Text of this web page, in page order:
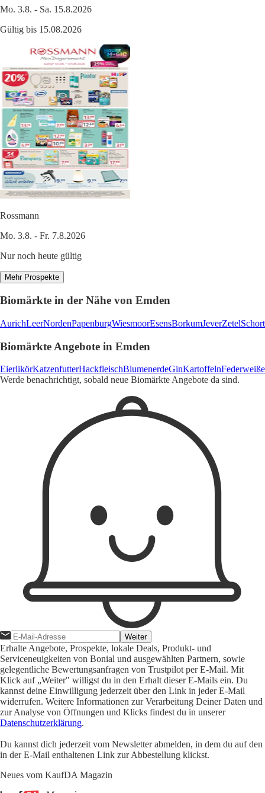
Mo. 3.8. - Sa. 15.8.2026
Gültig bis 15.08.2026
Rossmann
Mo. 3.8. - Fr. 7.8.2026
Nur noch heute gültig
Mehr Prospekte
Biomärkte in der Nähe von Emden
AurichLeerNordenPapenburgWiesmoorEsensBorkumJeverZetel
Biomärkte Angebote in Emden
EierlikörKatzenfutterHackfleischBlumenerdeGinKartoffeln
Werde benachrichtigt, sobald neue Biomärkte Angebote da sind.
Weiter
Erhalte Angebote, Prospekte, lokale Deals, Produkt- und
Serviceneuigkeiten von Bonial und ausgewählten Partnern, sowie
gelegentliche Bewertungsanfragen von Trustpilot per E-Mail. Mit
Klick auf „Weiter" willigst du in den Erhalt dieser E-Mails ein. Du
kannst deine Einwilligung jederzeit über den Link in jeder E-Mail
widerrufen. Weitere Informationen zur Verarbeitung Deiner Daten und
zur Analyse von Öffnungen und Klicks findest du in unserer
Datenschutzerklärung.
Du kannst dich jederzeit vom Newsletter abmelden, in dem du auf den
in der E-Mail enthaltenen Link zur Abbestellung klickst.
Neues vom KaufDA Magazin